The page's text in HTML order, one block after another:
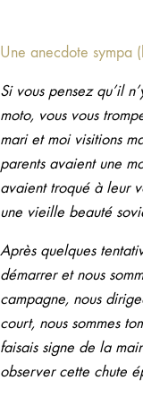
Une anecdote sympa
Si vous pensez qu’il
moto, vous vous
mari et moi visitions
parents avaient une
avaient troqué à leur
une vieille beauté
Après quelques
démarrer et nous
campagne, nous
court, nous sommes
faisais signe de la
observer cette chute